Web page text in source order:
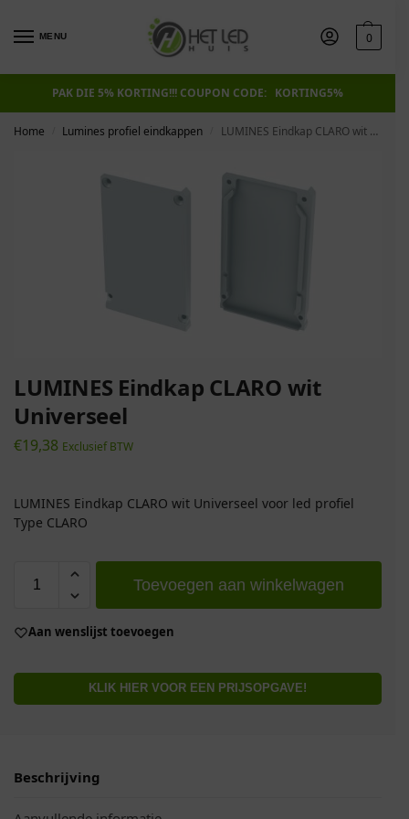
MENU 0
PAK DIE 5% KORTING!!! COUPON CODE: KORTING5%
Home Lumines profiel eindkappen LUMINES Eindkap CLARO wit Universeel
LUMINES Eindkap CLARO wit
Universeel
€19,38 Exclusief BTW
LUMINES Eindkap CLARO wit Universeel voor led profiel
Type CLARO
Toevoegen aan winkelwagen
Aan wenslijst toevoegen
KLIK HIER VOOR EEN PRIJSOPGAVE!
Beschrijving